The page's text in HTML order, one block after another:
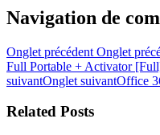
Navigation de
Onglet précédent Onglet
Full Portable + Activator
suivantOnglet suivantOffice
Related Posts